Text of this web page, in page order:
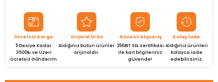
Ücretsiz Kargo
5 Desiye Kadar
3500₺ ve Üzeri
Ücretsiz Gönderim
Orijinal Ürün
Aldığınız bütün ürünler
orijinaldir.
Güvenli Alışveriş
256BIT SSL sertifikası
ile kart bilgileriniz
güvende!
Kolay İade
Aldığınız ürünleri
kolayca iade
edebilirsiniz.